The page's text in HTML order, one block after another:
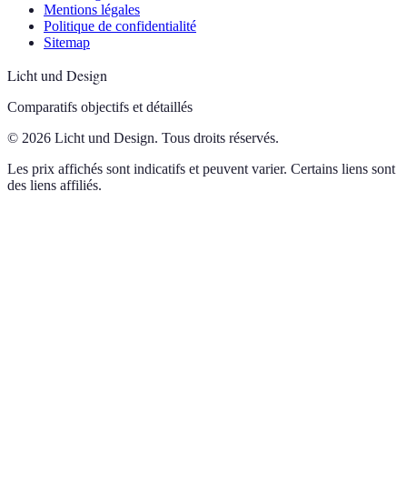
Mentions légales
Politique de confidentialité
Sitemap
Licht und Design
Comparatifs objectifs et détaillés
© 2026 Licht und Design. Tous droits réservés.
Les prix affichés sont indicatifs et peuvent varier. Certains liens sont
des liens affiliés.